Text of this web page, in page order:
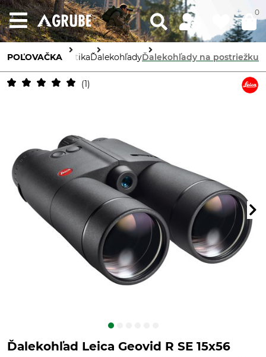
0
POĽOVAČKA OptikaĎalekohľadyĎalekohľady na postriežku
1
Ďalekohľad Leica Geovid R SE 15x56